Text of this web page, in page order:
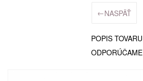
←NASPÄŤ
POPIS TOVARU
ODPORÚČAME